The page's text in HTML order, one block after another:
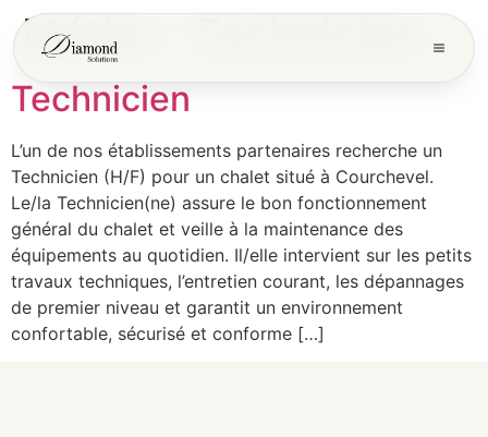
Métier :
Technicien
L’un de nos établissements partenaires recherche un
Technicien (H/F) pour un chalet situé à Courchevel.
Le/la Technicien(ne) assure le bon fonctionnement
général du chalet et veille à la maintenance des
équipements au quotidien. Il/elle intervient sur les petits
travaux techniques, l’entretien courant, les dépannages
de premier niveau et garantit un environnement
confortable, sécurisé et conforme […]